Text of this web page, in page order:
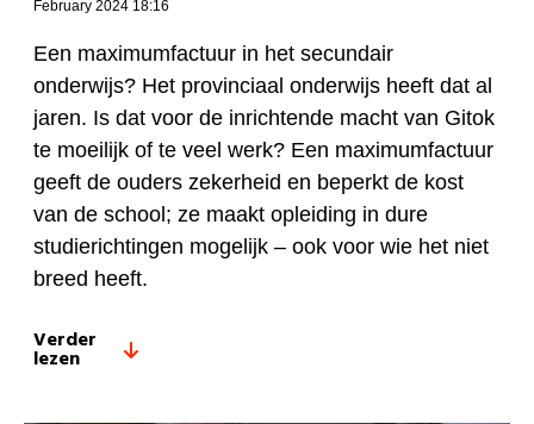
February 2024 18:16
Een maximumfactuur in het secundair
onderwijs? Het provinciaal onderwijs heeft dat al
jaren. Is dat voor de inrichtende macht van Gitok
te moeilijk of te veel werk? Een maximumfactuur
geeft de ouders zekerheid en beperkt de kost
van de school; ze maakt opleiding in dure
studierichtingen mogelijk – ook voor wie het niet
breed heeft.
Verder
lezen